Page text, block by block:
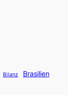
Bilanz Brasilien